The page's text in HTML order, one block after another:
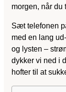
morgen, når
Sæt telefonen
med en lang
og lysten –
dykker vi ned i
hofter til at